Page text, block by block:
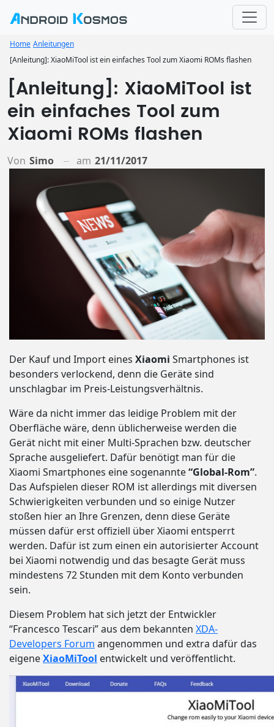
Home Anleitungen
[Anleitung]: XiaoMiTool ist ein einfaches Tool zum Xiaomi ROMs flashen
[Anleitung]: XiaoMiTool ist
ein einfaches Tool zum
Xiaomi ROMs flashen
Von Simo am 21/11/2017
Der Kauf und Import eines Xiaomi Smartphones ist
besonders verlockend, denn die Geräte sind
unschlagbar im Preis-Leistungsverhältnis.
Wäre da nicht immer das leidige Problem mit der
Oberfläche wäre, denn üblicherweise werden die
Gerät nicht mit einer Multi-Sprachen bzw. deutscher
Sprache ausgeliefert. Dafür benötigt man für die
Xiaomi Smartphones eine sogenannte“Global-Rom”.
Das Aufspielen dieser ROM ist allerdings mit diversen
Schwierigkeiten verbunden und so einige Nutzer
stoßen hier an Ihre Grenzen, denn diese Geräte
müssen dafür erst offiziell über Xiaomi entsperrt
werden. Dafür ist zum einen ein autorisierter Account
bei Xiaomi notwendig und das besagte Gerät muss
mindestens 72 Stunden mit dem Konto verbunden
sein.
Diesem Problem hat sich jetzt der Entwickler
“Francesco Tescari” aus dem bekannten XDA-
Developers Forum angenommen und extra dafür das
eigeneXiaoMiTool entwickelt und veröffentlicht.